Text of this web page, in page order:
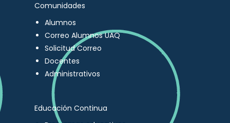
Comunidades
Alumnos
Correo Alumnos UAQ
Solicitud Correo
Docentes
Administrativos
Educación Continua